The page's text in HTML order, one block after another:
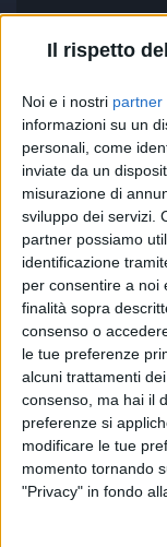
Il rispetto
Noi e i nostri partner
informazioni su un
personali, come
inviate da un
misurazione di
sviluppo dei servizi.
partner possiamo
identificazione
per consentire a noi
finalità sopra
consenso o
le tue preferenze
alcuni trattamenti
consenso, ma hai il
preferenze si
modificare le tue
momento tornando
"Privacy" in fondo
Ecco una parte
Lunezia Nuove
del brano): “La
tema di
opprime con un
chi si chiede
piombo che ti
/ è un altro
dolore vano o
mano in cerca di
così che si